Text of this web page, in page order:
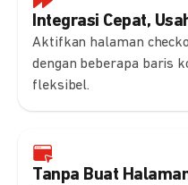
Integrasi Cepat,
Aktifkan halaman
dengan beberapa baris
fleksibel.
Tanpa Buat